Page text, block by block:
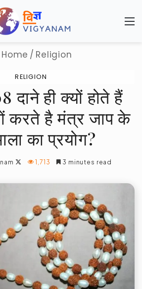
Home / Religion
RELIGION
दाने ही क्यों होते हैं
करते है मंत्र जाप के
का प्रयोग?
Follow
X
1,713 3 minutes read